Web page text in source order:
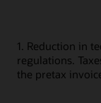
1. Reduction in
regulations.
the pretax